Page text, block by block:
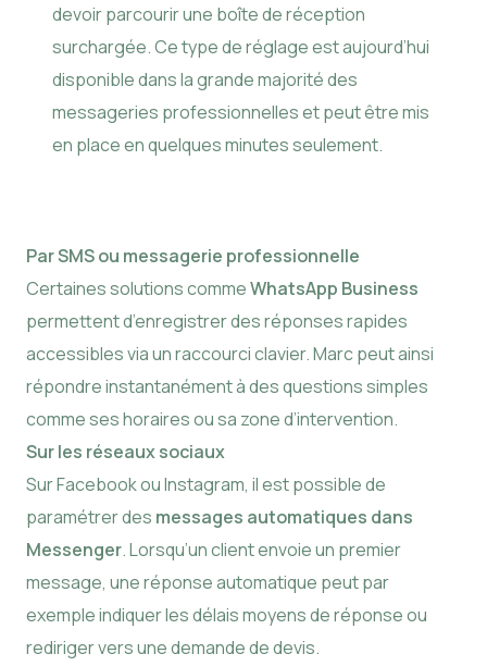
devoir parcourir une boîte de réception
surchargée. Ce type de réglage est aujourd’hui
disponible dans la grande majorité des
messageries professionnelles et peut être mis
en place en quelques minutes seulement.
Par SMS ou messagerie professionnelle
Certaines solutions commeWhatsApp Business
permettent d’enregistrer des réponses rapides
accessibles via un raccourci clavier. Marc peut ainsi
répondre instantanément à des questions simples
comme ses horaires ou sa zone d’intervention.
Sur les réseaux sociaux
Sur Facebook ou Instagram, il est possible de
paramétrer des messages automatiques dans
Messenger. Lorsqu’un client envoie un premier
message, une réponse automatique peut par
exemple indiquer les délais moyens de réponse ou
rediriger vers une demande de devis.